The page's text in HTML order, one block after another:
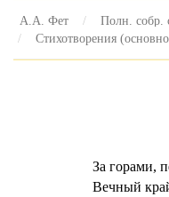
А.А. Фет
Полн. собр.
Стихотворения
За горами,
Вечный